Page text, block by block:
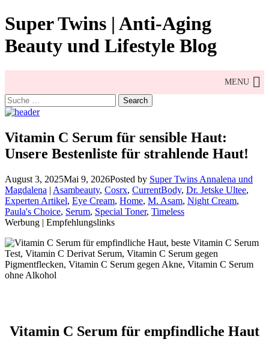
Skip
to
content
Super Twins | Anti-Aging
Beauty und Lifestyle Blog
MENU
Search
for:
Vitamin C Serum für sensible Haut:
Unsere Bestenliste für strahlende Haut!
August 3, 2025Mai 9, 2026Posted by Super Twins Annalena und
Magdalena | Asambeauty, Cosrx, CurrentBody, Dr. Jetske Ultee,
Experten Artikel, Eye Cream, Home, M. Asam, Night Cream,
Paula's Choice, Serum, Special Toner, Timeless
Werbung | Empfehlungslinks
Vitamin C Serum für empfindliche Haut